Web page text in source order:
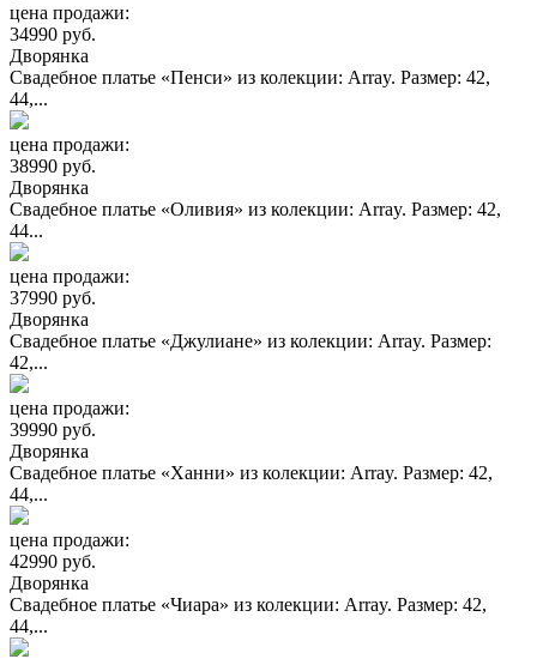
цена продажи:
34990 руб.
Дворянка
Свадебное платье «Пенси» из колекции: Array. Размер: 42,
44,...
цена продажи:
38990 руб.
Дворянка
Свадебное платье «Оливия» из колекции: Array. Размер: 42,
44...
цена продажи:
37990 руб.
Дворянка
Свадебное платье «Джулиане» из колекции: Array. Размер:
42,...
цена продажи:
39990 руб.
Дворянка
Свадебное платье «Ханни» из колекции: Array. Размер: 42,
44,...
цена продажи:
42990 руб.
Дворянка
Свадебное платье «Чиара» из колекции: Array. Размер: 42,
44,...